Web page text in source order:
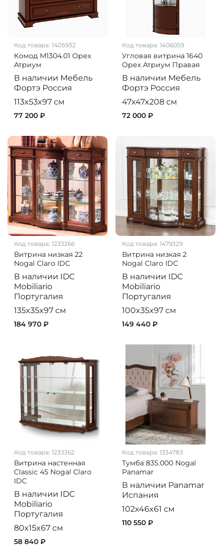
Код товара: 1405932
Комод M1304.01 Орех
Атриум
В наличии Мебель
Фортэ Россия
113x53x97 см
77 200 ₽
Код товара: 1406059
Угловая витрина 1640
Орех Атриум Правая
В наличии Мебель
Фортэ Россия
47x47x208 см
72 000 ₽
Код товара: 1233266
Витрина низкая 22
Nogal Claro IDC
В наличии IDC
Mobiliario
Португалия
135x35x97 см
184 970 ₽
Код товара: 1479329
Витрина низкая 2
Nogal Claro IDC
В наличии IDC
Mobiliario
Португалия
100x35x97 см
149 440 ₽
Код товара: 1233362
Витрина настенная
Classic 45 Nogal Claro
IDC
В наличии IDC
Mobiliario
Португалия
80x15x67 см
58 840 ₽
Код товара: 1334783
Тумба 835.000 Nogal
Panamar
В наличии Panamar
Испания
102x46x61 см
110 550 ₽